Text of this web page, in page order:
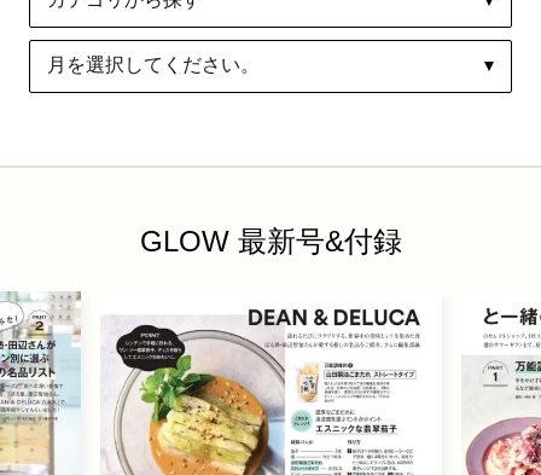
GLOW 最新号&付録